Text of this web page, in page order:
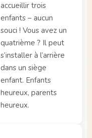
accueillir trois
enfants – aucun
souci ! Vous avez un
quatrième ? Il peut
s’installer à l’arrière
dans un siège
enfant. Enfants
heureux, parents
heureux.